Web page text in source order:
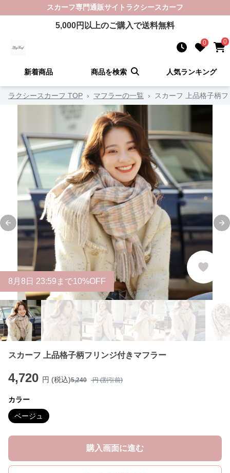
スカーフ専門通販サイト ラクシースカーフ
5,000円以上のご購入で送料無料
0 0
新着商品 商品を検索 人気ランキング
ラクシースカーフ TOP › マフラーの一覧 › スカーフ 上品格子柄
Previous slide
8 月 8 日 23:59まで10%OFF
スカーフ 上品格子柄フリンジ付きマフラー
4,720 円 (税込)5,240 円 (割引前)
カラー
ベージュ
購入画面に進む